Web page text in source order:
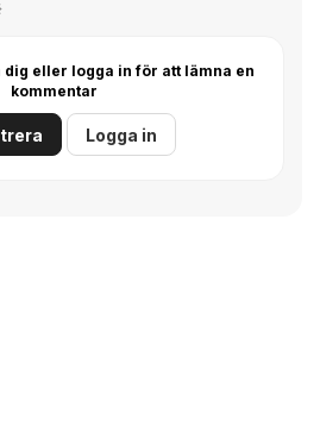
eller logga in för att lämna en
kommentar
Logga in